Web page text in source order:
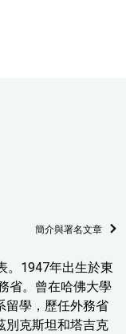
簡介與署名文章
。1947年出生於東
省。曾在哈佛大學
留學，歷任外務省
別克斯坦和塔吉克